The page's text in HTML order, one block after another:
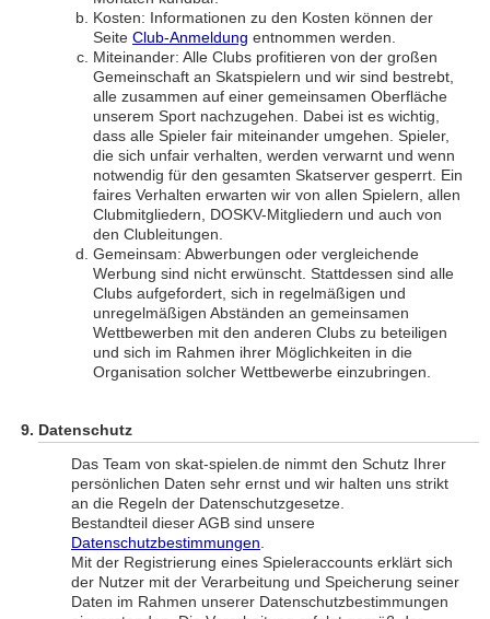
Kosten: Informationen zu den Kosten können der
Seite Club-Anmeldung entnommen werden.
Miteinander: Alle Clubs profitieren von der großen
Gemeinschaft an Skatspielern und wir sind bestrebt,
alle zusammen auf einer gemeinsamen Oberfläche
unserem Sport nachzugehen. Dabei ist es wichtig,
dass alle Spieler fair miteinander umgehen. Spieler,
die sich unfair verhalten, werden verwarnt und wenn
notwendig für den gesamten Skatserver gesperrt. Ein
faires Verhalten erwarten wir von allen Spielern, allen
Clubmitgliedern, DOSKV-Mitgliedern und auch von
den Clubleitungen.
Gemeinsam: Abwerbungen oder vergleichende
Werbung sind nicht erwünscht. Stattdessen sind alle
Clubs aufgefordert, sich in regelmäßigen und
unregelmäßigen Abständen an gemeinsamen
Wettbewerben mit den anderen Clubs zu beteiligen
und sich im Rahmen ihrer Möglichkeiten in die
Organisation solcher Wettbewerbe einzubringen.
Datenschutz
Das Team von skat-spielen.de nimmt den Schutz Ihrer
persönlichen Daten sehr ernst und wir halten uns strikt
an die Regeln der Datenschutzgesetze.
Bestandteil dieser AGB sind unsere
Datenschutzbestimmungen
Mit der Registrierung eines Spieleraccounts erklärt sich
der Nutzer mit der Verarbeitung und Speicherung seiner
Daten im Rahmen unserer Datenschutzbestimmungen